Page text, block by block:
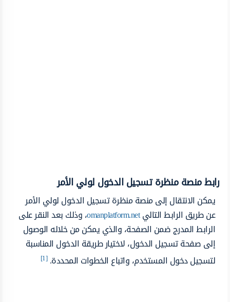
رابط منصة منظرة تسجيل الدخول لولي الأمر
يمكن الانتقال إلى منصة منظرة تسجيل الدخول لولي الأمر
عن طريق الرابط التاليomanplatform.net، وذلك بعد النقر على
الرابط المدرج ضمن الصفحة، والذي يمكن من خلاله الوصول
إلى صفحة تسجيل الدخول، لاختيار طريقة الدخول المناسبة
لتسجيل دخول المستخدم، واتباع الخطوات المحددة.[1]